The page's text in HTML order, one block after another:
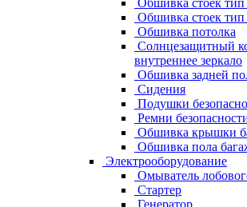
Обшивка стоек
Обшивка стоек
Обшивка потолка
Солнцезащитный
внутреннее зеркало
Обшивка задней
Сидения
Подушки
Ремни
Обшивка крышки
Обшивка пола
Электрооборудование
Омыватель
Стартер
Генератор